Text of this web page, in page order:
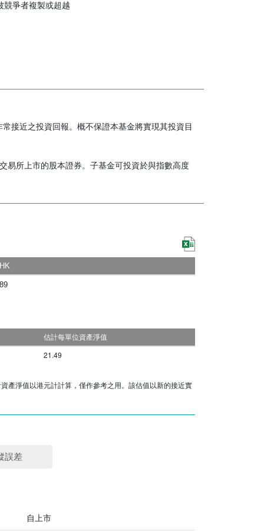
管理辦法」及相關外匯結算程序，外資可直接投
基礎貨幣之間的匯率波動及匯率管制的變動而受
競爭者複製或超越
接近之投資回報。概不保證本基金將實現其投資目
易所上市的股本證券。子基金可投資於與指數高度
產淨值以港元計計算，僅作參考之用。該估值以新的接近實
誤差
自上市